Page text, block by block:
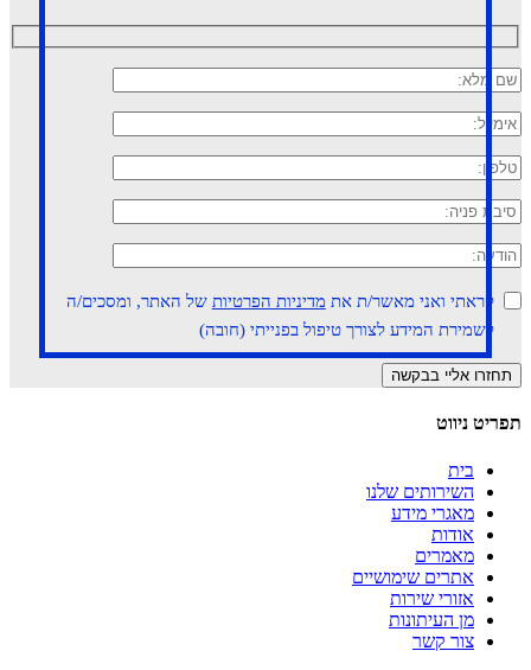
קראתי ואני מאשר/ת את מדיניות הפרטיות של האתר, ומסכים/ה
לשמירת המידע לצורך טיפול בפנייתי (חובה)
תפריט ניווט
בית
השירותים שלנו
מאגרי מידע
אודות
מאמרים
אתרים שימושיים
אזורי שירות
מן העיתונות
צור קשר